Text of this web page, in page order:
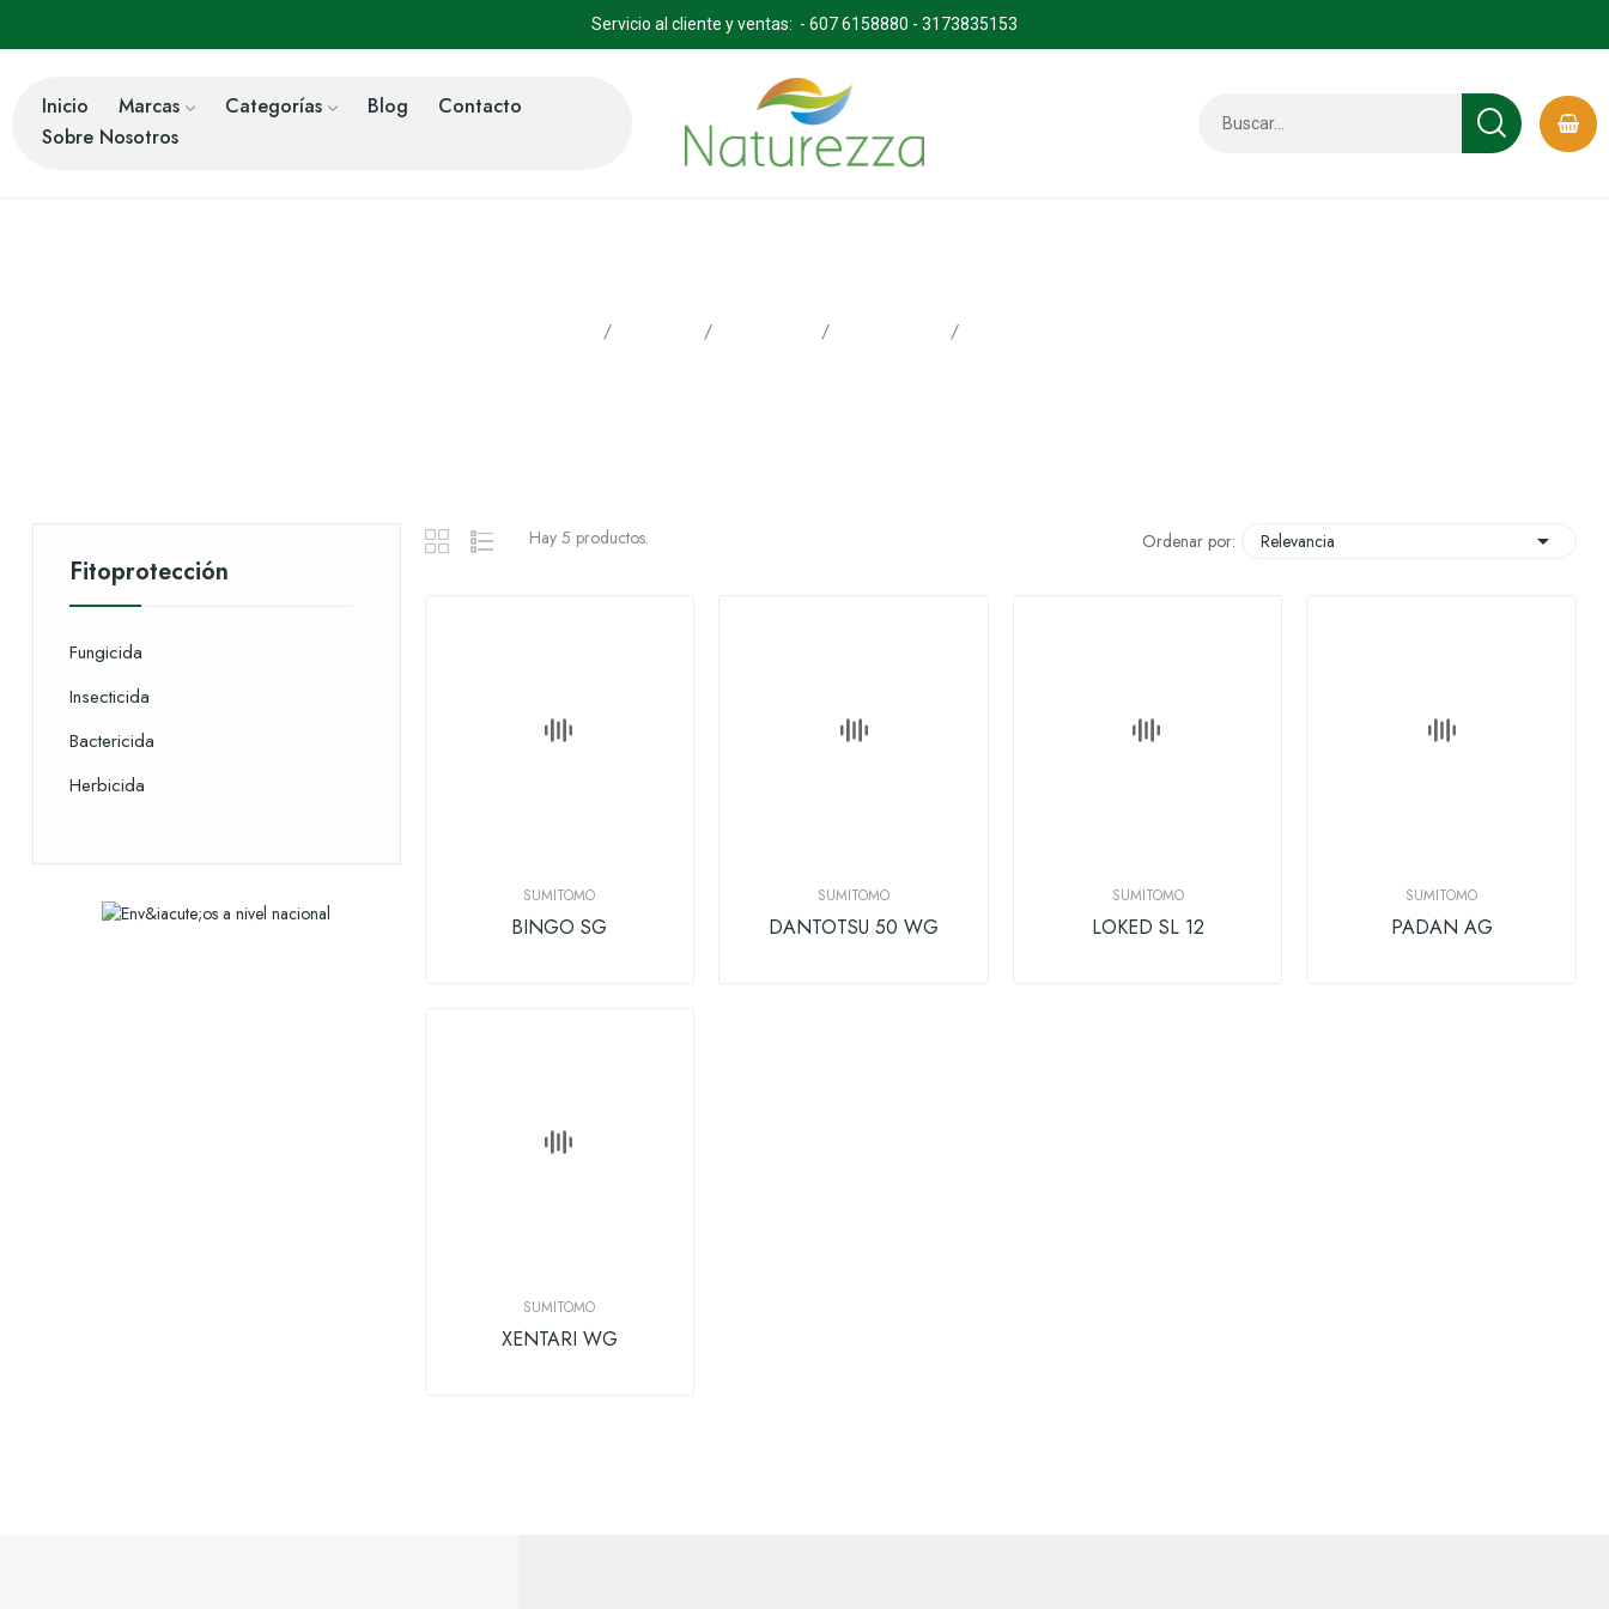
Servicio al cliente y ventas: - 607 6158880 - 3173835153
Inicio Marcas Categorías Blog
Contacto
Sobre Nosotros
Fitoprotección
Fungicida
Insecticida
Bactericida
Herbicida
Hay 5 productos. Ordenar por: Relevancia 
SUMITOMO
BINGO SG
SUMITOMO
DANTOTSU 50 WG
SUMITOMO
LOKED SL 12
SUMITOMO
PADAN AG
SUMITOMO
XENTARI WG